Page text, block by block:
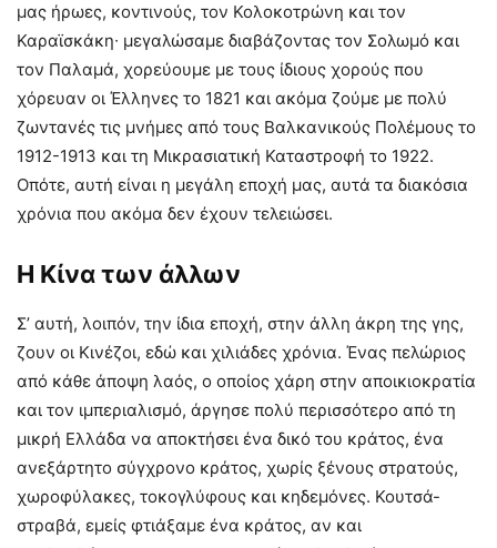
μας ήρωες, κοντινούς, τον Κολοκοτρώνη και τον
Καραϊσκάκη∙ μεγαλώσαμε διαβάζοντας τον Σολωμό και
τον Παλαμά, χορεύουμε με τους ίδιους χορούς που
χόρευαν οι Έλληνες το 1821 και ακόμα ζούμε με πολύ
ζωντανές τις μνήμες από τους Βαλκανικούς Πολέμους το
1912-1913 και τη Μικρασιατική Καταστροφή το 1922.
Οπότε, αυτή είναι η μεγάλη εποχή μας, αυτά τα διακόσια
χρόνια που ακόμα δεν έχουν τελειώσει.
Η Κίνα των άλλων
Σ’ αυτή, λοιπόν, την ίδια εποχή, στην άλλη άκρη της γης,
ζουν οι Κινέζοι, εδώ και χιλιάδες χρόνια. Ένας πελώριος
από κάθε άποψη λαός, ο οποίος χάρη στην αποικιοκρατία
και τον ιμπεριαλισμό, άργησε πολύ περισσότερο από τη
μικρή Ελλάδα να αποκτήσει ένα δικό του κράτος, ένα
ανεξάρτητο σύγχρονο κράτος, χωρίς ξένους στρατούς,
χωροφύλακες, τοκογλύφους και κηδεμόνες. Κουτσά-
στραβά, εμείς φτιάξαμε ένα κράτος, αν και